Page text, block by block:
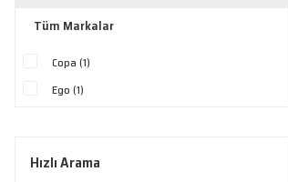
Tüm Markalar
Copa (1)
Ego (1)
Hızlı Arama